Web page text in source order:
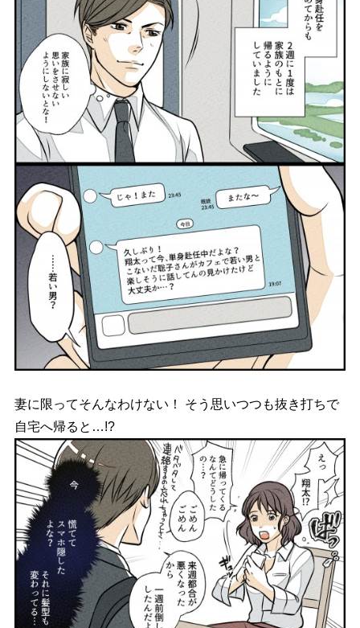
妻に限ってそんなわけない！ そう思いつつも抜き打ちで
自宅へ帰ると…!?